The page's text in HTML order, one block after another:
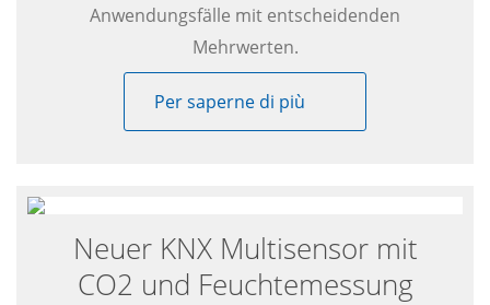
Anwendungsfälle mit entscheidenden
Mehrwerten.
Per saperne di più
Neuer KNX Multisensor mit
CO2 und Feuchtemessung